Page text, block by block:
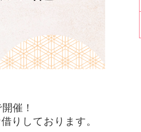
催！
りしております。